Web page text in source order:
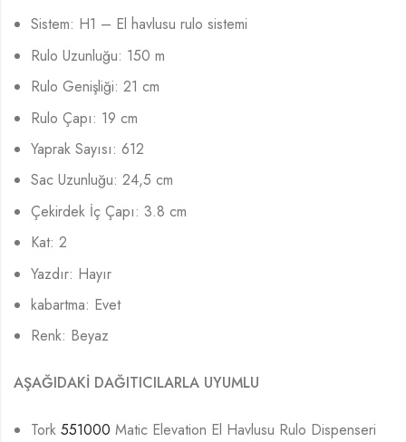
Sistem: H1 – El havlusu rulo sistemi
Rulo Uzunluğu: 150 m
Rulo Genişliği: 21 cm
Rulo Çapı: 19 cm
Yaprak Sayısı: 612
Sac Uzunluğu: 24,5 cm
Çekirdek İç Çapı: 3.8 cm
Kat: 2
Yazdır: Hayır
kabartma: Evet
Renk: Beyaz
AŞAĞIDAKİ DAĞITICILARLA UYUMLU
Tork551000 Matic Elevation El Havlusu Rulo Dispenseri